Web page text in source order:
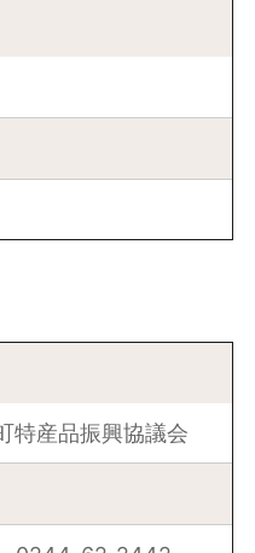
産品振興協議会